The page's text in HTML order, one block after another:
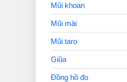
Mũi khoan
Mũi mài
Mũi taro
Giũa
Đồng hồ đo